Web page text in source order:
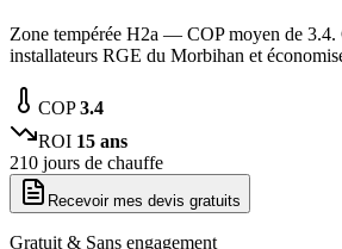
Zone tempérée H2a — COP moyen de 3.4.
installateurs RGE du Morbihan et
COP3.4
ROI 15 ans
210 jours de chauffe
Recevoir mes devis gratuits
Gratuit & Sans engagement